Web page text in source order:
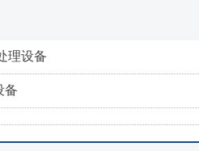
理设备
备